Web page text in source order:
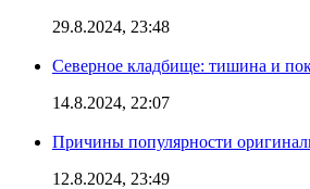
29.8.2024, 23:48
Северное кладбище: тишина и
14.8.2024, 22:07
Причины популярности
12.8.2024, 23:49